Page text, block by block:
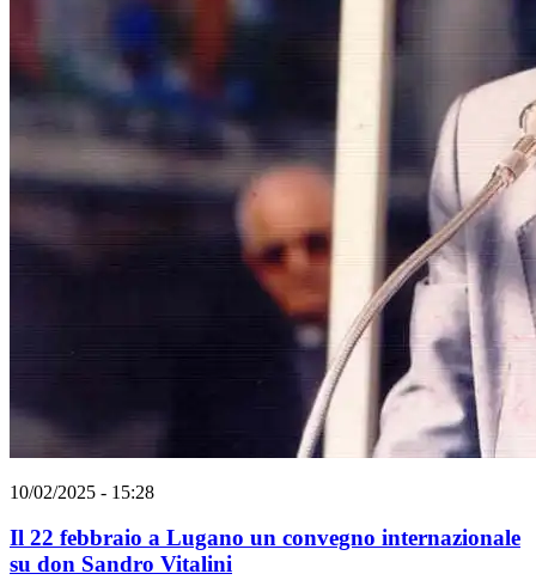
10/02/2025 - 15:28
Il 22 febbraio a Lugano un convegno internazionale
su don Sandro Vitalini